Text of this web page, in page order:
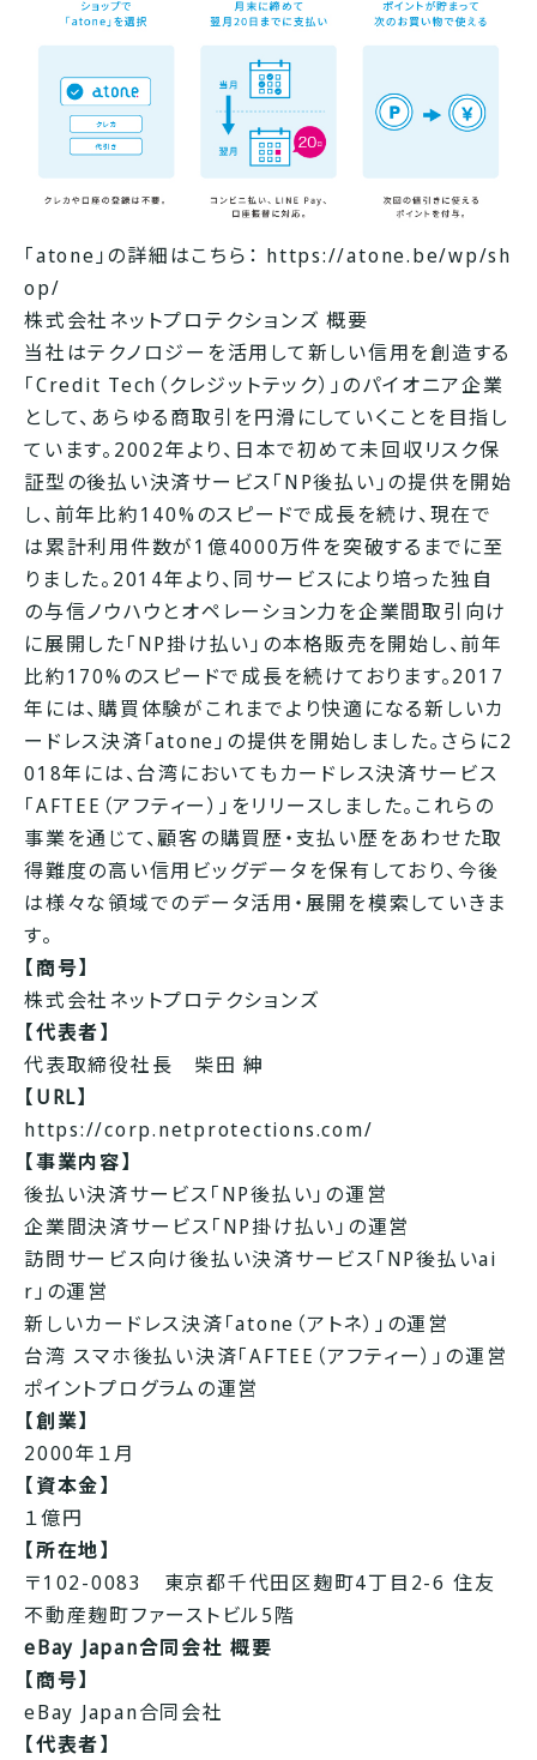
「atone」の詳細はこちら： https://atone.be/wp/sh
op/
株式会社ネットプロテクションズ 概要
当社はテクノロジーを活用して新しい信用を創造する
「Credit Tech（クレジットテック）」のパイオニア企業
として、あらゆる商取引を円滑にしていくことを目指し
ています。2002年より、日本で初めて未回収リスク保
証型の後払い決済サービス「NP後払い」の提供を開始
し、前年比約140%のスピードで成長を続け、現在で
は累計利用件数が1億4000万件を突破するまでに至
りました。2014年より、同サービスにより培った独自
の与信ノウハウとオペレーション力を企業間取引向け
に展開した「NP掛け払い」の本格販売を開始し、前年
比約170%のスピードで成長を続けております。2017
年には、購買体験がこれまでより快適になる新しいカ
ードレス決済「atone」の提供を開始しました。さらに2
018年には、台湾においてもカードレス決済サービス
「AFTEE（アフティー）」をリリースしました。これらの
事業を通じて、顧客の購買歴・支払い歴をあわせた取
得難度の高い信用ビッグデータを保有しており、今後
は様々な領域でのデータ活用・展開を模索していきま
す。
【商号】
株式会社ネットプロテクションズ
【代表者】
代表取締役社長 柴田 紳
【URL】
https://corp.netprotections.com/
【事業内容】
後払い決済サービス「NP後払い」の運営
企業間決済サービス「NP掛け払い」の運営
訪問サービス向け後払い決済サービス「NP後払いai
r」の運営
新しいカードレス決済「atone（アトネ）」の運営
台湾 スマホ後払い決済「AFTEE（アフティー）」の運営
ポイントプログラムの運営
【創業】
2000年１月
【資本金】
１億円
【所在地】
〒102-0083 東京都千代田区麹町4丁目2-6 住友
不動産麹町ファーストビル5階
eBay Japan合同会社 概要
【商号】
eBay Japan合同会社
【代表者】